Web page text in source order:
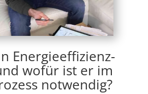
Energieeffizienz-
wofür ist er im
notwendig?